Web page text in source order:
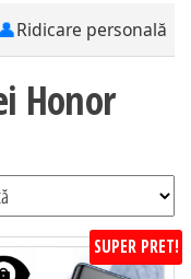
👤Ridicare personală
Honor
SUPER PRET!